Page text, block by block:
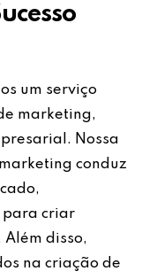
um serviço
marketing,
Nossa
conduz
para criar
disso,
na criação de